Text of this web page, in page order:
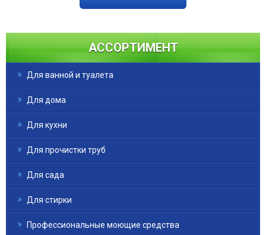
АССОРТИМЕНТ
Для ванной и туалета
Для дома
Для кухни
Для прочистки труб
Для сада
Для стирки
Профессиональные моющие средства